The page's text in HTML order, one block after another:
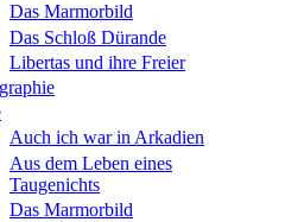
Das Marmorbild
Das Schloß Dürande
Libertas und ihre Freier
Auch ich war in Arkadien
Aus dem Leben eines
Taugenichts
Das Marmorbild